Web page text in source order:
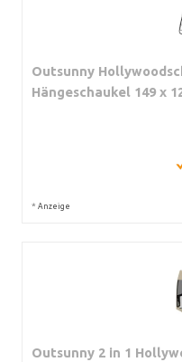
Outsunny
Hängeschaukel 149 x
* Anzeige
Outsunny 2 in 1